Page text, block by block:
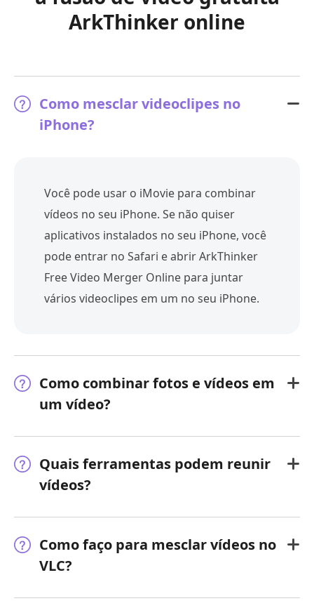
ArkThinker online
Como mesclar videoclipes no
iPhone?
Você pode usar o iMovie para combinar
vídeos no seu iPhone. Se não quiser
aplicativos instalados no seu iPhone, você
pode entrar no Safari e abrir ArkThinker
Free Video Merger Online para juntar
vários videoclipes em um no seu iPhone.
Como combinar fotos e vídeos em
um vídeo?
Quais ferramentas podem reunir
vídeos?
Como faço para mesclar vídeos no
VLC?